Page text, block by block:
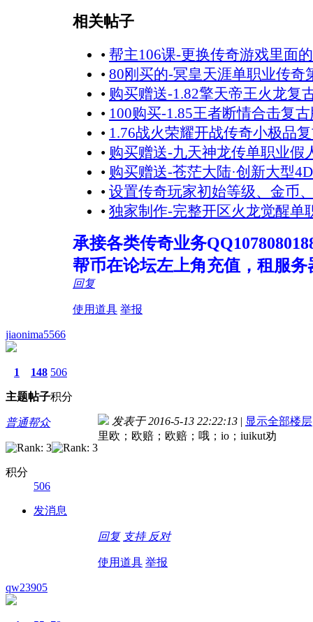
相关帖子
• 帮主106课-更换传奇游戏里面
• 80刚买的-冥皇天涯单职业传奇
• 购买赠送-1.82擎天帝王火龙复
• 100购买-1.85王者断情合击复
• 1.76战火荣耀开战传奇小极品
• 购买赠送-九天神龙传单职业假
• 购买赠送-苍茫大陆·创新大型
• 设置传奇玩家初始等级、金币
• 独家制作-完整开区火龙觉醒单
承接各类传奇业务
帮币在论坛左上角充值，租服务
回复
使用道具 举报
jiaonima5566
1
主题
148
帖子
506
积分
普通帮众
积分
506
发消息
发表于 2016-5-13 22:22:13 | 显示全部楼层
里欧；欧赔；欧赔；哦；io；iuikut劝
回复 支持 反对
使用道具 举报
qw23905